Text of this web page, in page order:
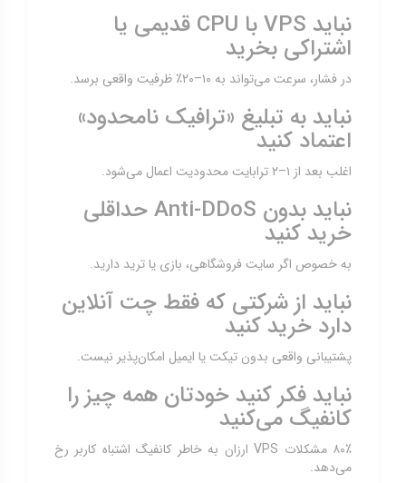
نباید VPS با CPU قدیمی یا
اشتراکی بخرید
در فشار، سرعت می‌تواند به ۱۰–۲۰٪ ظرفیت واقعی برسد.
نباید به تبلیغ «ترافیک نامحدود»
اعتماد کنید
اغلب بعد از ۱–۲ ترابایت محدودیت اعمال می‌شود.
نباید بدون Anti-DDoS حداقلی
خرید کنید
به خصوص اگر سایت فروشگاهی، بازی یا ترید دارید.
نباید از شرکتی که فقط چت آنلاین
دارد خرید کنید
پشتیبانی واقعی بدون تیکت یا ایمیل امکان‌پذیر نیست.
نباید فکر کنید خودتان همه چیز را
کانفیگ می‌کنید
۸۰٪ مشکلات VPS ارزان به خاطر کانفیگ اشتباه کاربر رخ
می‌دهد.